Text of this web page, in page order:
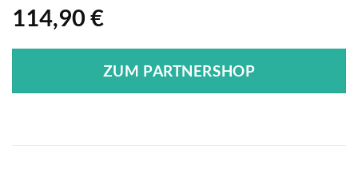
114,90 €
ZUM PARTNERSHOP